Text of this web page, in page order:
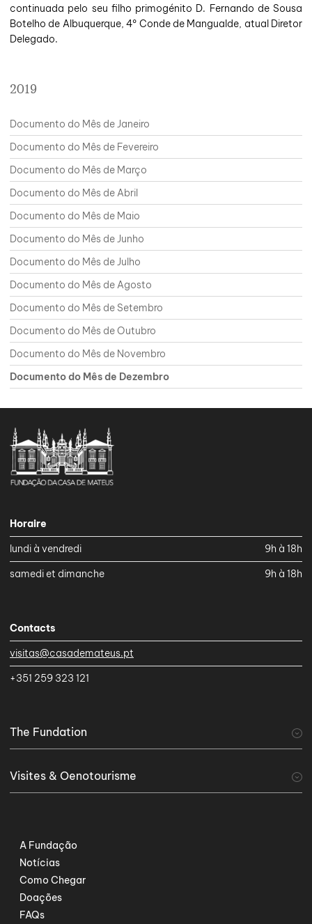
2019
Documento do Mês de Janeiro
Documento do Mês de Fevereiro
Documento do Mês de Março
Documento do Mês de Abril
Documento do Mês de Maio
Documento do Mês de Junho
Documento do Mês de Julho
Documento do Mês de Agosto
Documento do Mês de Setembro
Documento do Mês de Outubro
Documento do Mês de Novembro
Documento do Mês de Dezembro
continuada pelo seu filho primogénito D. Fernando de Sousa
Botelho de Albuquerque, 4º Conde de Mangualde, atual Diretor
Delegado.
Horaire
lundi à vendredi
9h à 18h
samedi et dimanche
9h à 18h
Contacts
visitas@casademateus.pt
+351 259 323 121
The Fundation
Visites & Oenotourisme
Serviços Especiais
A Fundação
Notícias
Como Chegar
Doações
FAQs